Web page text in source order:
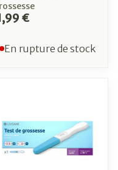
€
En rupture de stock